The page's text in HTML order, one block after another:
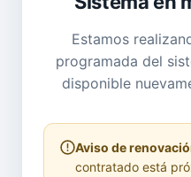
Estamos
programada del
disponible
Aviso de
contratado está